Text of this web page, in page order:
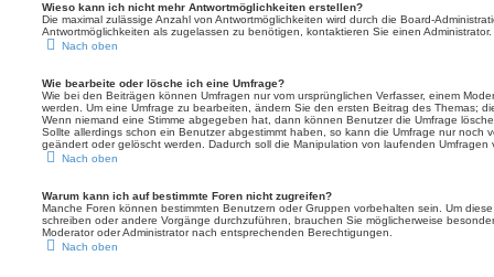
Wieso kann ich nicht mehr Antwortmöglichkeiten erstellen?
Die maximal zulässige Anzahl von Antwortmöglichkeiten wird durch die Board-
Antwortmöglichkeiten als zugelassen zu benötigen, kontaktieren Sie einen Administrator.
Nach oben
Wie bearbeite oder lösche ich eine Umfrage?
Wie bei den Beiträgen können Umfragen nur vom ursprünglichen Verfasser, einem
werden. Um eine Umfrage zu bearbeiten, ändern Sie den ersten Beitrag des Themas;
Wenn niemand eine Stimme abgegeben hat, dann können Benutzer die Umfrage
Sollte allerdings schon ein Benutzer abgestimmt haben, so kann die Umfrage nur noch
geändert oder gelöscht werden. Dadurch soll die Manipulation von laufenden Umfragen
Nach oben
Warum kann ich auf bestimmte Foren nicht zugreifen?
Manche Foren können bestimmten Benutzern oder Gruppen vorbehalten sein. Um
schreiben oder andere Vorgänge durchzuführen, brauchen Sie möglicherweise
Moderator oder Administrator nach entsprechenden Berechtigungen.
Nach oben